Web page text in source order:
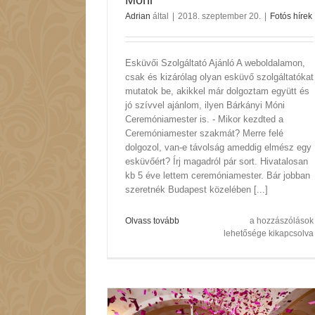
Adrian által 2018. szeptember 20. Fotós hírek
Esküvői Szolgáltató Ajánló A weboldalamon,
csak és kizárólag olyan esküvő szolgáltatókat
mutatok be, akikkel már dolgoztam együtt és
jó szívvel ajánlom, ilyen Bárkányi Móni
Ceremóniamester is. - Mikor kezdted a
Ceremóniamester szakmát? Merre felé
dolgozol, van-e távolság ameddig elmész egy
esküvőért? Írj magadról pár sort. Hivatalosan
kb 5 éve lettem ceremóniamester. Bár jobban
szeretnék Budapest közelében [...]
Olvass tovább
–
a hozzászólások
lehetősége kikapcsolva